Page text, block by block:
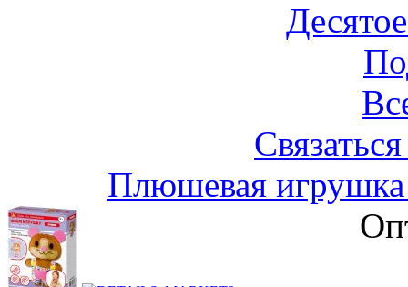
Плюшевая